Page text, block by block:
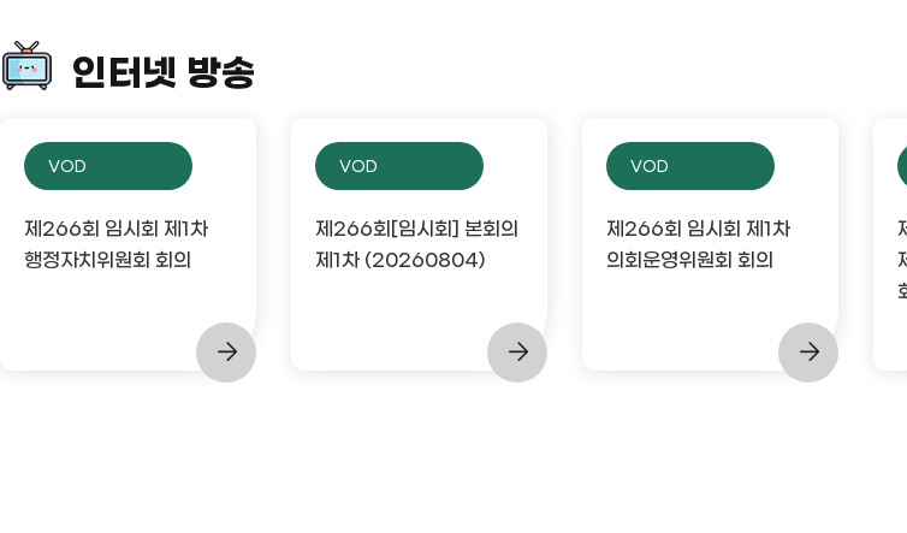
인터넷 방송
VOD
제266회 임시회 제1차
행정자치위원회 회의
VOD
제266회[임시회] 본회의
제1차 (20260804)
VOD
제266회 임시회 제1차
의회운영위원회 회의